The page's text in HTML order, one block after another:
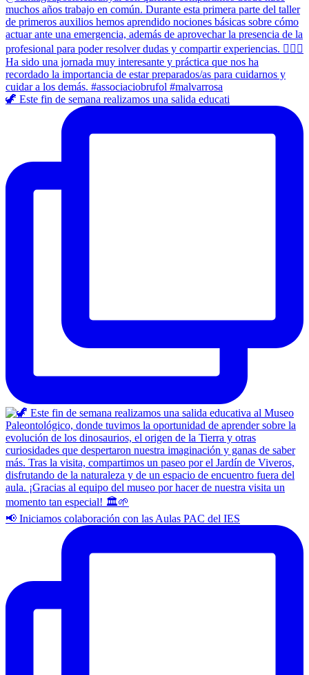
🦖 Este fin de semana realizamos una salida educati
📢 Iniciamos colaboración con las Aulas PAC del IES